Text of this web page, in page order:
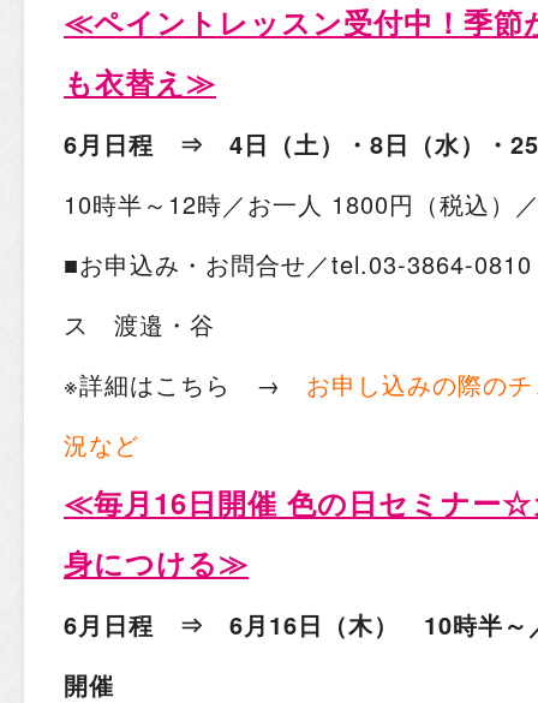
≪ペイントレッスン受付中！季
も衣替え≫
6月日程 ⇒ 4日（土）・8日（水）・25
10時半～12時／お一人 1800円（税込）
■お申込み・お問合せ／tel.03-3864-
ス 渡邉・谷
※詳細はこちら → お申し込みの際の
況など
≪毎月16日開催 色の日セミナー
身につける≫
6月日程 ⇒ 6月16日（木） 10時半～
開催